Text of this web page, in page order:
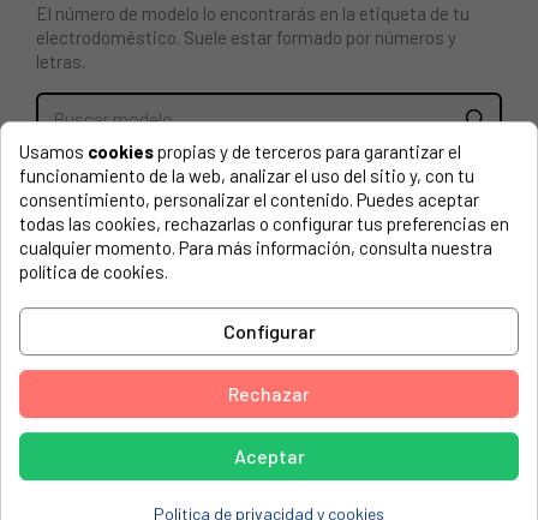
El número de modelo lo encontrarás en la etiqueta de tu
electrodoméstico. Suele estar formado por números y
letras.
CAJÓN SUPERIOR CONGELADOR PARA FRIGORÍFICO
ZANUSSI.
ATLAS, SBF39A 92503229300
ATLAS, SBF39A 92503229301
ELECTROLUX, ENA34733W (92503265601)
ELEKTRO-HELIOS, KF3096 (92503144900)
ELEKTRO-HELIOS, KF3097 (92503152200)
ELEKTRO-HELIOS, KF3097 (92503152201)
Usamos cookiespropias y de terceros para garantizar el
funcionamiento de la web, analizar el uso del sitio y, con tu
consentimiento, personalizar el contenido. Puedes aceptar
todas las cookies, rechazarlas o configurar tus preferencias en
cualquier momento. Para más información, consulta nuestra
política de cookies.
Configurar
Rechazar
Aceptar
Política de privacidad y cookies